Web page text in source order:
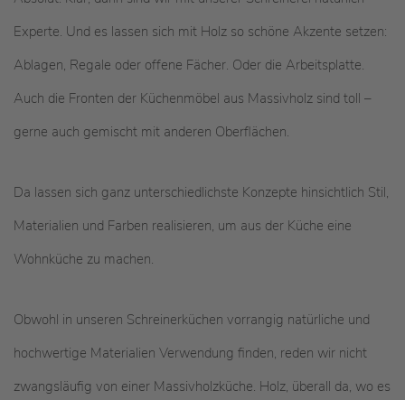
Experte. Und es lassen sich mit Holz so schöne Akzente setzen:
Ablagen, Regale oder offene Fächer. Oder die Arbeitsplatte.
Auch die Fronten der Küchenmöbel aus Massivholz sind toll –
gerne auch gemischt mit anderen Oberflächen.
Da lassen sich ganz unterschiedlichste Konzepte hinsichtlich Stil,
Materialien und Farben realisieren, um aus der Küche eine
Wohnküche zu machen.
Obwohl in unseren Schreinerküchen vorrangig natürliche und
hochwertige Materialien Verwendung finden, reden wir nicht
zwangsläufig von einer Massivholzküche. Holz, überall da, wo es